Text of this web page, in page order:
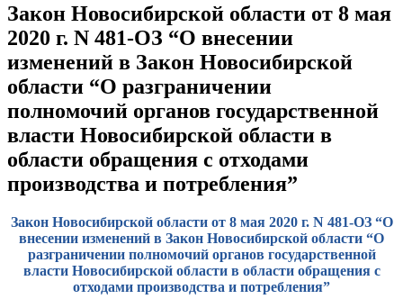
Закон Новосибирской области от 8 мая
2020 г. N 481-ОЗ “О внесении
изменений в Закон Новосибирской
области “О разграничении
полномочий органов государственной
власти Новосибирской области в
области обращения с отходами
производства и потребления”
Закон Новосибирской области от 8 мая 2020 г. N 481-ОЗ “О
внесении изменений в Закон Новосибирской области “О
разграничении полномочий органов государственной
власти Новосибирской области в области обращения с
отходами производства и потребления”